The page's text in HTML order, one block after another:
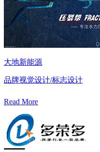
大地新能源
品牌视觉设计/标志设计
Read More